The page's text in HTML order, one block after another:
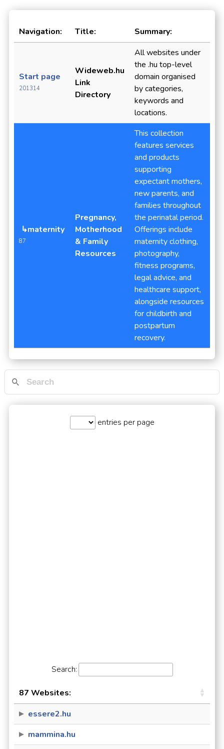
Navigation: Title: Summary:
Start page
201314
Wideweb.hu
Link
Directory
All websites under
the .hu top-level
domain organised
by categories,
keywords and
locations.
↳maternity
87
Pregnancy,
Motherhood
& Family
Resources
This collection
features services
and products
supporting
expectant mothers,
new parents, and
families throughout
the perinatal period.
Offerings include
maternity clothing,
photography,
fitness programs,
legal advice, and
healthcare support,
alongside resources
for childbirth and
postpartum
recovery.
entries per page
Search:
87 Websites:
essere2.hu
mammina.hu